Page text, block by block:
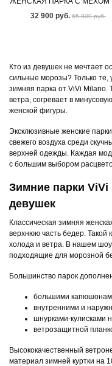
32 900 руб. 65 800 руб.
Кто из девушек не мечтает
сильные морозы? Только те,
зимняя парка от ViVi Milano.
ветра, согревает в
женской фигуры.
Эксклюзивные женские
свежего воздуха среди
верхней одежды. Каждая
с большим выбором
Зимние парки
девушек
Классическая зимняя
верхнюю часть бедер. Такой
холода и ветра. В нашем
подходящие для морозной
Большинство парок
большими
внутренними и
шнурками-кулисками
ветрозащитной
Высококачественный
материал зимней куртки на